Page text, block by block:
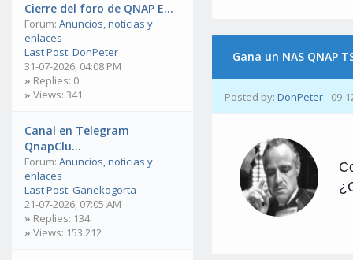
Cierre del foro de QNAP E...
Forum:Anuncios, noticias y
enlaces
Last Post: DonPeter
31-07-2026, 04:08 PM
» Replies: 0
»Views: 341
Canal en Telegram
QnapClu...
Forum:Anuncios, noticias y
enlaces
Last Post: Ganekogorta
21-07-2026, 07:05 AM
» Replies: 134
»Views: 153.212
Gana un NAS QNAP
Posted by: DonPeter- 09-